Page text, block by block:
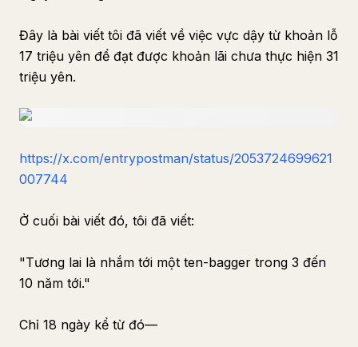
Đây là bài viết tôi đã viết về việc vực dậy từ khoản lỗ
17 triệu yên để đạt được khoản lãi chưa thực hiện 31
triệu yên.
https://x.com/entrypostman/status/2053724699621
007744
Ở cuối bài viết đó, tôi đã viết:
"Tương lai là nhắm tới một ten-bagger trong 3 đến
10 năm tới."
Chỉ 18 ngày kể từ đó—